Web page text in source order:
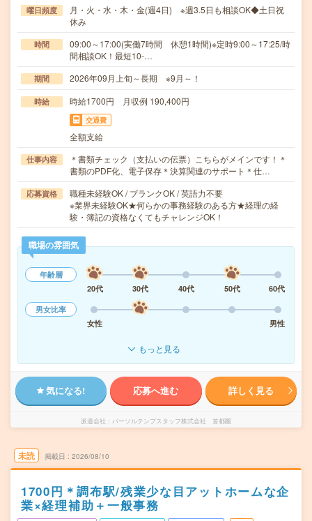
曜日頻度
月・火・水・木・金(週4日) ※週3.5日も相談OK◆土日祝
休み
時間
09:00～17:00(実働7時間 休憩1時間)※定時9:00～17:25/時
間相談OK！最短10-…
期間 2026年09月上旬～長期 ※9月～！
時給 時給1700円 月収例 190,400円
交通費
全額支給
仕事内容
＊書類チェック（支払いの伝票）こちらがメインです！＊
書類のPDF化、電子保存＊決算関連のサポート＊仕…
応募資格
職種未経験OK / ブランクOK / 英語力不要
※業界未経験OK★何らかの事務経験のある方★経理の経
験・簿記の資格なくてもチャレンジOK！
職場の雰囲気
年齢層
20代
30代 40代 50代
60代
男女比率
女性
男性
もっと見る
気になる! 応募へ進む 詳しく見る
派遣会社 パーソルテンプスタッフ株式会社 首都圏
未読 掲載日 2026/08/10
1700円＊調布駅/残業少な目アットホームな企
業×経理補助＋一般事務